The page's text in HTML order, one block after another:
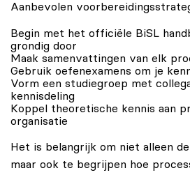
Aanbevolen
Begin met het officiële BiSL
grondig door
Maak samenvattingen van elk
Gebruik oefenexamens om je
Vorm een studiegroep met
kennisdeling
Koppel theoretische kennis aan
organisatie
Het is belangrijk om niet alleen
maar ook te begrijpen hoe